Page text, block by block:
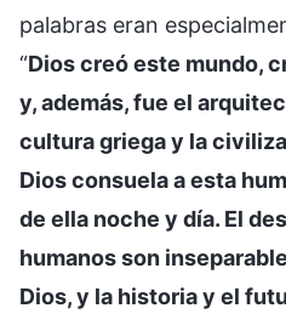
palabras eran
“Dios creó este mundo,
y, además, fue el
cultura griega y la
Dios consuela a esta
de ella noche y día. El
humanos son
Dios, y la historia y el